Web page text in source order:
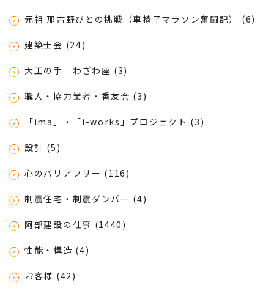
元祖 那古野びとの挑戦（車椅子マラソン奮闘記） (6)
建築士会 (24)
大工の手 わざわ座 (3)
職人・協力業者・香友会 (3)
「ima」・「i-works」プロジェクト (3)
設計 (5)
心のバリアフリー (116)
制震住宅・制震ダンパー (4)
阿部建設の仕事 (1440)
性能・構造 (4)
お客様 (42)